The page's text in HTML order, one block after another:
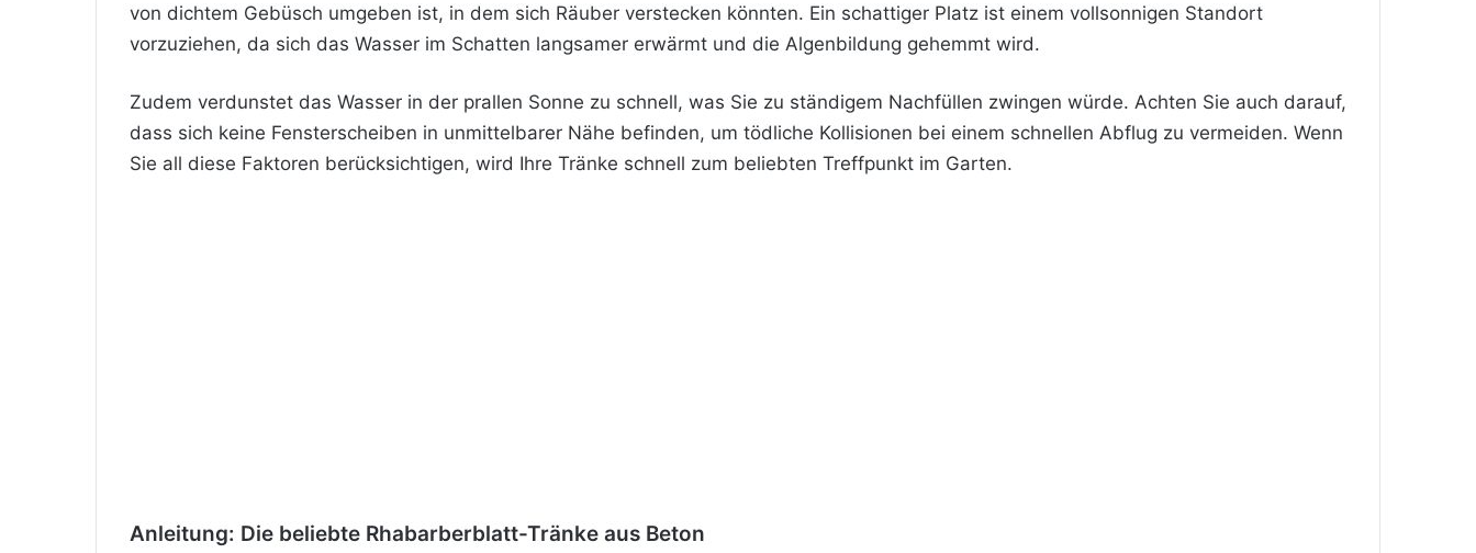
von dichtem Gebüsch umgeben ist, in dem sich Räuber verstecken könnten. Ein schattiger Platz ist einem vollsonnigen Standort
vorzuziehen, da sich das Wasser im Schatten langsamer erwärmt und die Algenbildung gehemmt wird.
Zudem verdunstet das Wasser in der prallen Sonne zu schnell, was Sie zu ständigem Nachfüllen zwingen würde. Achten Sie auch darauf,
dass sich keine Fensterscheiben in unmittelbarer Nähe befinden, um tödliche Kollisionen bei einem schnellen Abflug zu vermeiden. Wenn
Sie all diese Faktoren berücksichtigen, wird Ihre Tränke schnell zum beliebten Treffpunkt im Garten.
Anleitung: Die beliebte Rhabarberblatt-Tränke aus Beton